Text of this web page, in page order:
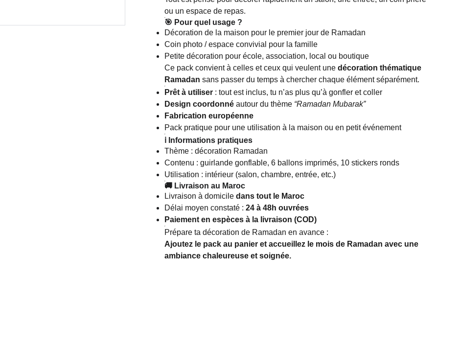
ou un espace de repas.
🎯 Pour quel usage ?
Décoration de la maison pour le premier jour de Ramadan
Coin photo / espace convivial pour la famille
Petite décoration pour école, association, local ou boutique
Ce pack convient à celles et ceux qui veulent une décoration thématique
Ramadan sans passer du temps à chercher chaque élément séparément.
Prêt à utiliser : tout est inclus, tu n’as plus qu’à gonfler et coller
Design coordonné autour du thème “Ramadan Mubarak”
Fabrication européenne
Pack pratique pour une utilisation à la maison ou en petit événement
ℹ️ Informations pratiques
Thème : décoration Ramadan
Contenu : guirlande gonflable, 6 ballons imprimés, 10 stickers ronds
Utilisation : intérieur (salon, chambre, entrée, etc.)
🚚 Livraison au Maroc
Livraison à domicile dans tout le Maroc
Délai moyen constaté : 24 à 48h ouvrées
Paiement en espèces à la livraison (COD)
Prépare ta décoration de Ramadan en avance :
Ajoutez le pack au panier et accueillez le mois de Ramadan avec une
ambiance chaleureuse et soignée.